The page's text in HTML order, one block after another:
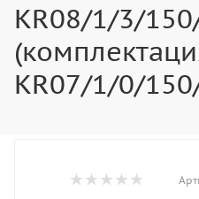
KR08/1/3/